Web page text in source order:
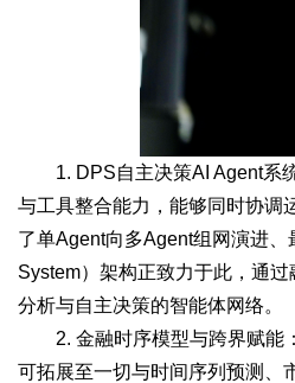
1. DPS自主决策AI Agent系
与工具整合能力，能够同时协调
了单Agent向多Agent组网演进
System）架构正致力于此，通
分析与自主决策的智能体网络。
2. 金融时序模型与跨界赋能
可拓展至一切与时间序列预测、